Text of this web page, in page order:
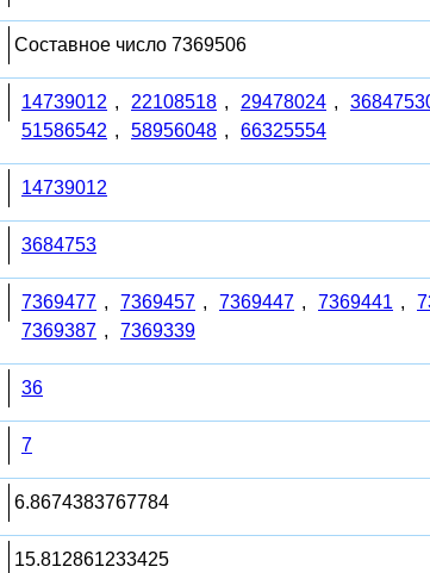
Составное число 7369506
14739012 , 22108518 , 29478024 ,
51586542 , 58956048 , 66325554
14739012
3684753
7369477 , 7369457 , 7369447 , 7369441 ,
7369387 , 7369339
36
7
6.8674383767784
15.812861233425